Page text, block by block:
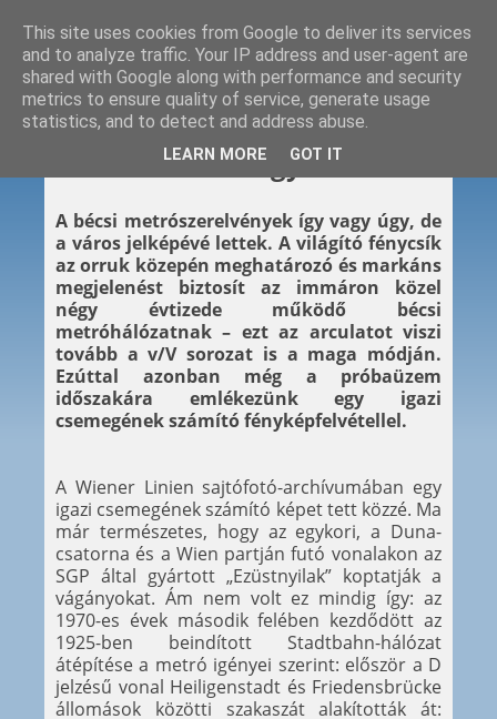
2014. 11. 07.
Próbaüzem a négyes metrón
A bécsi metrószerelvények így vagy úgy, de
a város jelképévé lettek. A világító fénycsík
az orruk közepén meghatározó és markáns
megjelenést biztosít az immáron közel
négy évtizede működő bécsi
metróhálózatnak – ezt az arculatot viszi
tovább a v/V sorozat is a maga módján.
Ezúttal azonban még a próbaüzem
időszakára emlékezünk egy igazi
csemegének számító fényképfelvétellel.
A Wiener Linien sajtófotó-archívumában egy
igazi csemegének számító képet tett közzé. Ma
már természetes, hogy az egykori, a Duna-
csatorna és a Wien partján futó vonalakon az
SGP által gyártott „Ezüstnyilak” koptatják a
vágányokat. Ám nem volt ez mindig így: az
1970-es évek második felében kezdődött az
1925-ben beindított Stadtbahn-hálózat
átépítése a metró igényei szerint: először a D
jelzésű vonal Heiligenstadt és Friedensbrücke
állomások közötti szakaszát alakították át:
This site uses cookies from Google to deliver its services
and to analyze traffic. Your IP address and user-agent are
shared with Google along with performance and security
metrics to ensure quality of service, generate usage
statistics, and to detect and address abuse.
LEARN MORE GOT IT